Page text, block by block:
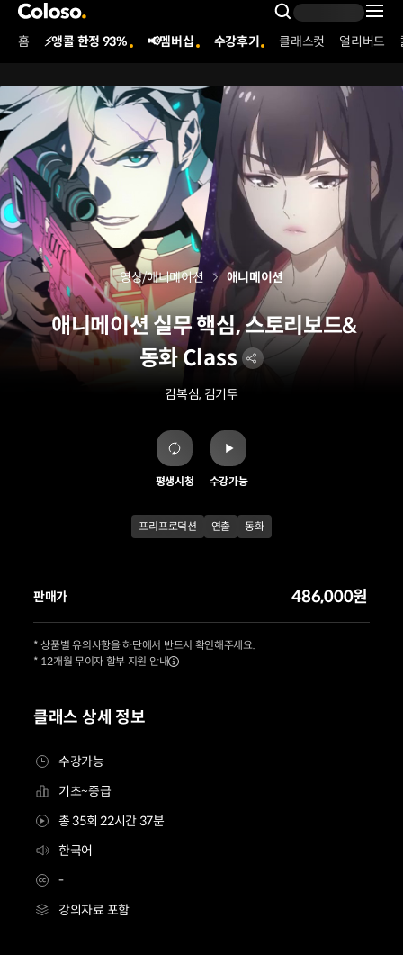
콜로소
Search
Coloso Menu
홈 ⚡앵콜 한정 93% 📢멤버십 수강후기 클래스컷 얼리버드
애니메이션 실무 핵심, 스토리보드&
동화 Class
김복심, 김기두
영상/애니메이션 애니메이션
평생시청 수강가능
프리프로덕션 연출 동화
클래스 상세 정보
수강가능
기초~중급
총 35회 22시간 37분
한국어
-
강의자료 포함
판매가 486,000원
* 상품별 유의사항을 하단에서 반드시 확인해주세요.
* 12개월 무이자 할부 지원 안내